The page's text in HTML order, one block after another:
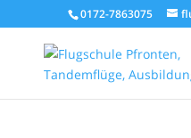
0172-7863075